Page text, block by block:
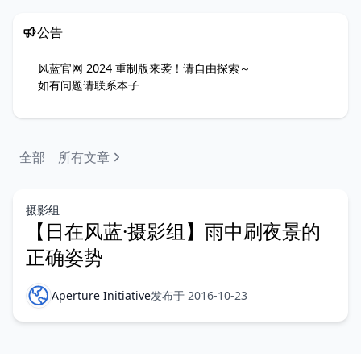
公告
风蓝官网 2024 重制版来袭！请自由探索～
如有问题请联系本子
全部 所有文章
摄影组
【日在风蓝·摄影组】雨中刷夜景的
正确姿势
Aperture Initiative发布于 2016-10-23